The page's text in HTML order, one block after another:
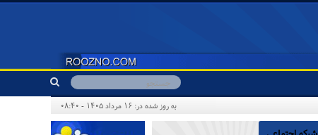
به روز شده در: ۱۶ مرداد ۱۴۰۵ - ۰۸:۴۰